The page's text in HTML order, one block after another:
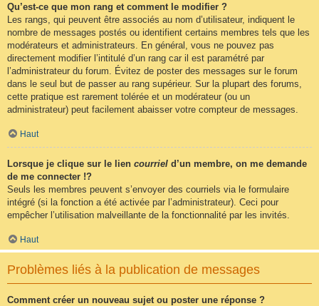
Qu’est-ce que mon rang et comment le modifier ?
Les rangs, qui peuvent être associés au nom d’utilisateur, indiquent le
nombre de messages postés ou identifient certains membres tels que les
modérateurs et administrateurs. En général, vous ne pouvez pas
directement modifier l’intitulé d’un rang car il est paramétré par
l’administrateur du forum. Évitez de poster des messages sur le forum
dans le seul but de passer au rang supérieur. Sur la plupart des forums,
cette pratique est rarement tolérée et un modérateur (ou un
administrateur) peut facilement abaisser votre compteur de messages.
Haut
Lorsque je clique sur le lien courriel d’un membre, on me demande
de me connecter !?
Seuls les membres peuvent s’envoyer des courriels via le formulaire
intégré (si la fonction a été activée par l’administrateur). Ceci pour
empêcher l’utilisation malveillante de la fonctionnalité par les invités.
Haut
Problèmes liés à la publication de messages
Comment créer un nouveau sujet ou poster une réponse ?